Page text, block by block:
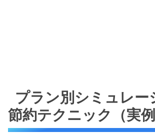
プラン別シミュレー
節約テクニック（実例